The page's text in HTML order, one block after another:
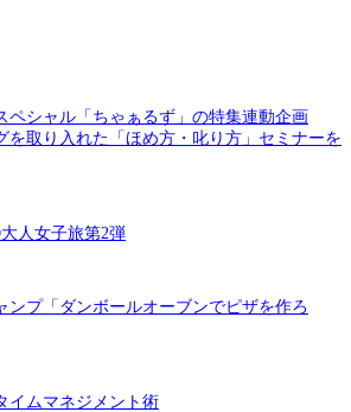
ペシャル「ちゃぁるず」の特集連動企画
を取り入れた「ほめ方・叱り方」セミナーを
人女子旅第2弾
ンプ「ダンボールオーブンでピザを作ろ
イムマネジメント術